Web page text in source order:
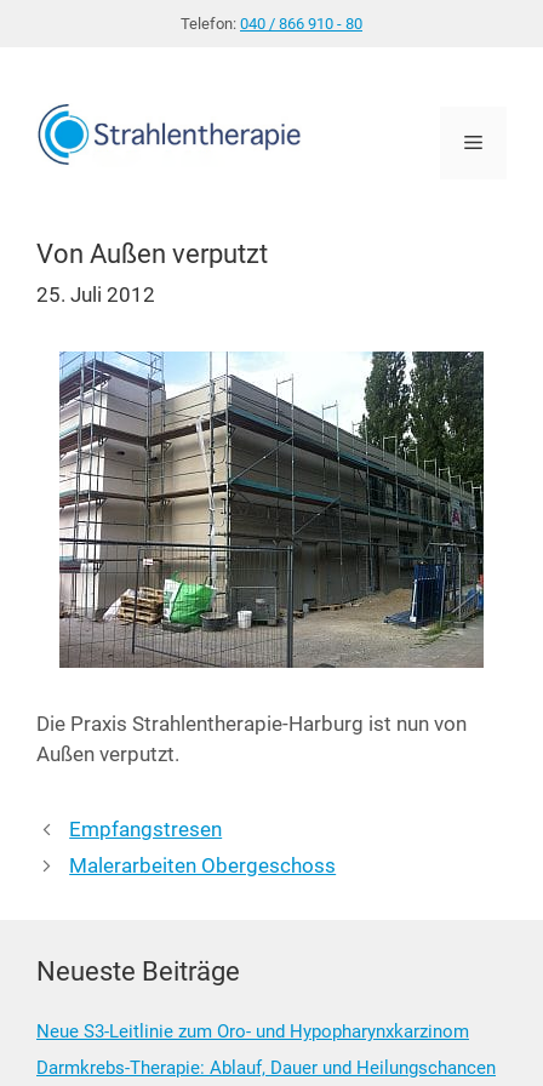
Telefon: 040 / 866 910 - 80
Menü
Von Außen verputzt
25. Juli 2012
Die Pra­xis Strah­len­the­ra­pie-Har­burg ist nun von
Außen verputzt.
Empfangstresen
Malerarbeiten Obergeschoss
Neueste Beiträge
Neue S3-Leitlinie zum Oro- und Hypopharynxkarzinom
Darmkrebs-Therapie: Ablauf, Dauer und Heilungschancen